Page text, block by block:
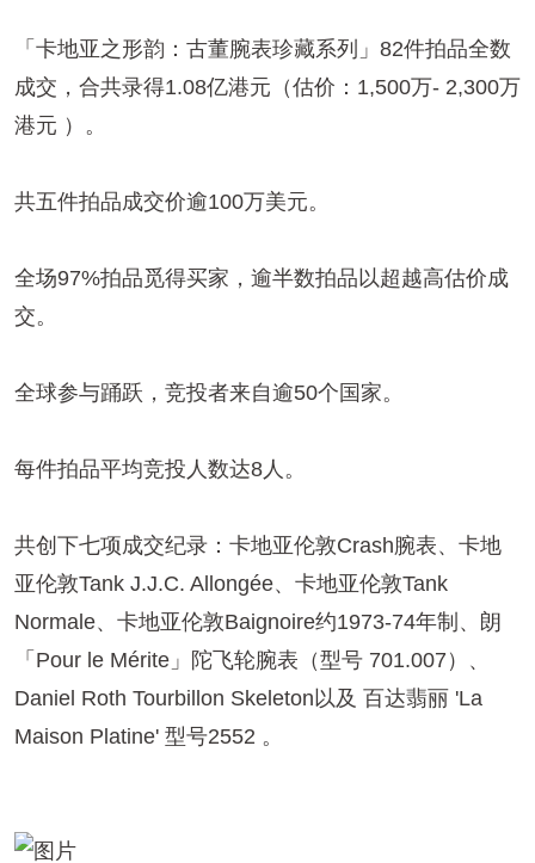
「卡地亚之形韵：古董腕表珍藏系列」82件拍品全数
成交，合共录得1.08亿港元（估价：1,500万- 2,300万
港元 ）。
共五件拍品成交价逾100万美元。
全场97%拍品觅得买家，逾半数拍品以超越高估价成
交。
全球参与踊跃，竞投者来自逾50个国家。
每件拍品平均竞投人数达8人。
共创下七项成交纪录：卡地亚伦敦Crash腕表、卡地
亚伦敦Tank J.J.C. Allongée、卡地亚伦敦Tank
Normale、卡地亚伦敦Baignoire约1973-74年制、朗
「Pour le Mérite」陀飞轮腕表（型号 701.007）、
Daniel Roth Tourbillon Skeleton以及 百达翡丽 'La
Maison Platine' 型号2552 。